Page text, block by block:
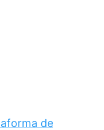
de